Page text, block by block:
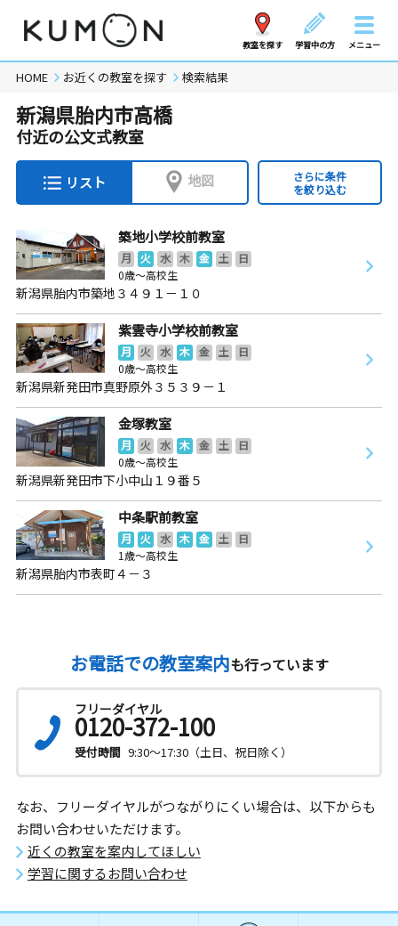
教室を探す 学習中の方 メニュー
HOME お近くの教室を探す 検索結果
新潟県胎内市高橋
付近の公文式教室
リスト 地図
さらに条件
を絞り込む
築地小学校前教室
月 火 水 木 金 土
日
0歳～高校生
新潟県胎内市築地３４９１－１０
紫雲寺小学校前教室
月 火 水 木 金 土
日
0歳～高校生
新潟県新発田市真野原外３５３９－１
金塚教室
月 火 水 木 金 土
日
0歳～高校生
新潟県新発田市下小中山１９番５
中条駅前教室
月 火 水 木 金 土
日
1歳～高校生
新潟県胎内市表町４－３
お電話での教室案内も行っています
フリーダイヤル
0120-372-100
受付時間 9:30～17:30（土日、祝日除く）
なお、フリーダイヤルがつながりにくい場合は、以下からも
お問い合わせいただけます。
近くの教室を案内してほしい
学習に関するお問い合わせ